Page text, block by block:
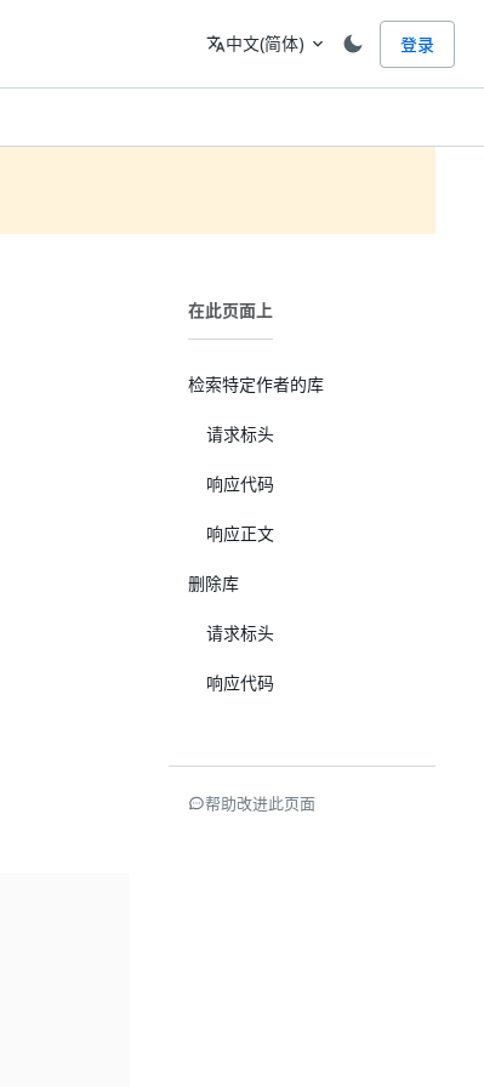
语言
translate中文(简体) expand_more 登录
在此页面上
检索特定作者的库
请求标头
响应代码
响应正文
删除库
请求标头
响应代码
帮助改进此页面